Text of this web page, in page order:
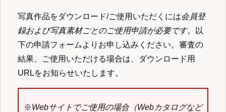
写真作品をダウンロード/ご使用いただくには会員登
録および写真素材ごとのご使用申請が必要です。以
下の申請フォームよりお申し込みください。審査の
結果、ご使用いただける場合は、ダウンロード用
URLをお知らせいたします。
※Webサイトでご使用の場合（Webカタログなど